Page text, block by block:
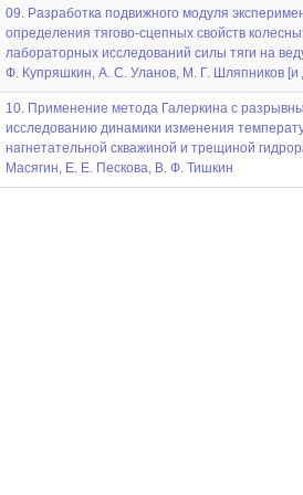
09. Разработка подвижного модуля
определения тягово-сцепных свойств
лабораторных исследований силы тяги на
Ф. Купряшкин, А. С. Уланов, М. Г. Шляпников [и
10. Применение метода Галеркина с
исследованию динамики изменения
нагнетательной скважиной и трещиной
Масягин, Е. Е. Пескова, В. Ф. Тишкин